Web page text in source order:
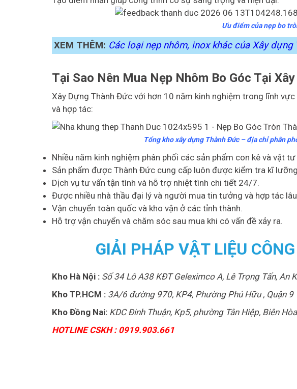
Ưu điểm của nẹp bo
XEM THÊM: Các loại nẹp nhôm, inox khác của Xây dựng
Tại Sao Nên Mua Nẹp Nhôm Bo Góc Tại
Xây Dựng Thành Đức với hơn 10 năm kinh nghiệm trong lĩnh
và hợp tác:
Tổng kho xây dựng Thành Đức – địa chỉ phân
Nhiều năm kinh nghiệm phân phối các sản phẩm con kê và vật
Sản phẩm được Thành Đức cung cấp luôn được kiểm tra kĩ
Dịch vụ tư vấn tận tình và hỗ trợ nhiệt tình chi tiết 24/7.
Được nhiều nhà thầu đại lý và người mua tin tưởng và hợp tác
Vận chuyển toàn quốc và kho vận ở các tỉnh thành.
Hỗ trợ vận chuyển và chăm sóc sau mua khi có vấn đề xảy ra.
GIẢI PHÁP VẬT LIỆU
Kho Hà Nội : Số 34 Lô A38 KĐT Geleximco A, Lê Trọng Tấn, An
Kho TP.HCM : 3A/6 đường 970, KP4, Phường Phú Hữu , Quận 9
Kho Đồng Nai: KDC Đinh Thuận, Kp5, phường Tân Hiệp, Biên Hòa
HOTLINE CSKH : 0919.903.661